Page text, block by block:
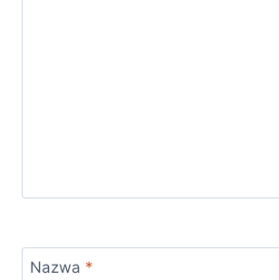
Nazwa *